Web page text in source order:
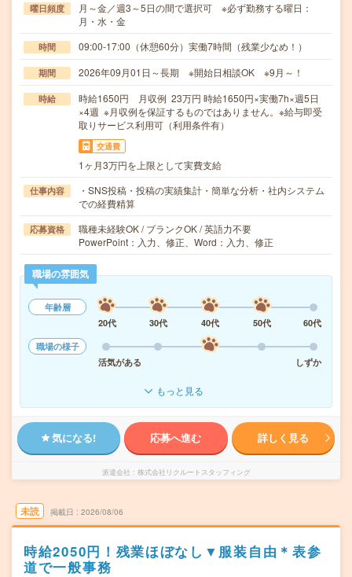
曜日頻度
月～金／週3～5日の間で選択可 ※必ず勤務する曜日：
月・水・金
時間 09:00-17:00（休憩60分）実働7時間（残業少なめ！）
期間 2026年09月01日～長期 ※開始日相談OK ※9月～！
時給
時給1650円 月収例 23万円 時給1650円×実働7h×週5日
×4週 ※月収例を保証するものではありません。※給与即受
取りサービス利用可（利用条件有）
交通費
1ヶ月3万円を上限として実費支給
仕事内容
・SNS投稿・投稿の実績集計・簡単な分析・社内システム
での経費精算
応募資格
職種未経験OK / ブランクOK / 英語力不要
PowerPoint：入力、修正、Word：入力、修正
職場の雰囲気
年齢層
20代
30代 40代 50代
60代
職場の様子
活気がある
しずか
もっと見る
気になる! 応募へ進む 詳しく見る
派遣会社 株式会社リクルートスタッフィング
未読 掲載日 2026/08/06
時給2050円！残業ほぼなし▼服装自由＊表参
道で一般事務